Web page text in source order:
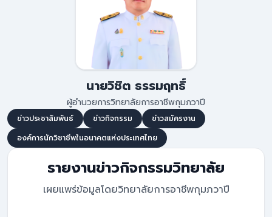
นายวิชิต ธรรมฤทธิ์
ผู้อำนวยการวิทยาลัยการอาชีพกุมภวาปี
ข่าวประชาสัมพันธ์ ข่าวกิจกรรม
ข่าวสมัครงาน
องค์การนักวิชาชีพในอนาคตแห่งประเทศไทย
รายงานข่าวกิจกรรมวิทยาลัย
เผยแพร่ข้อมูลโดยวิทยาลัยการอาชีพกุมภวาปี